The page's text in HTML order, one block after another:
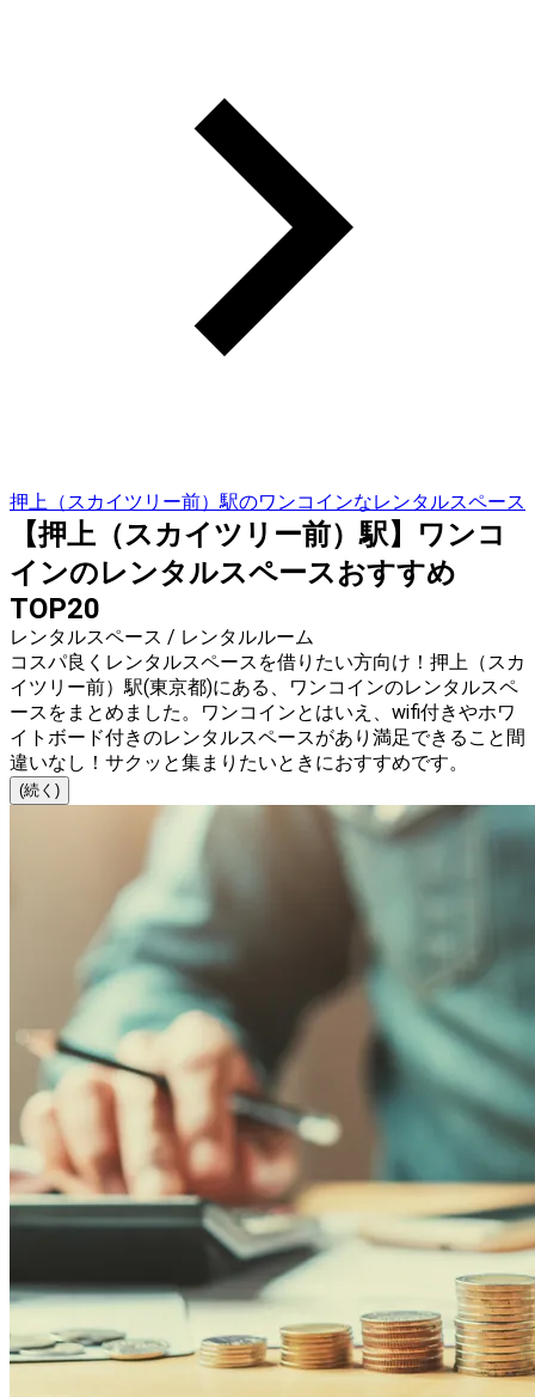
押上（スカイツリー前）駅のワンコインなレンタルスペース
【押上（スカイツリー前）駅】ワンコ
インのレンタルスペースおすすめ
TOP20
レンタルスペース / レンタルルーム
コスパ良くレンタルスペースを借りたい方向け！押上（スカ
イツリー前）駅(東京都)にある、ワンコインのレンタルスペ
ースをまとめました。ワンコインとはいえ、wifi付きやホワ
イトボード付きのレンタルスペースがあり満足できること間
違いなし！サクッと集まりたいときにおすすめです。
(続く)